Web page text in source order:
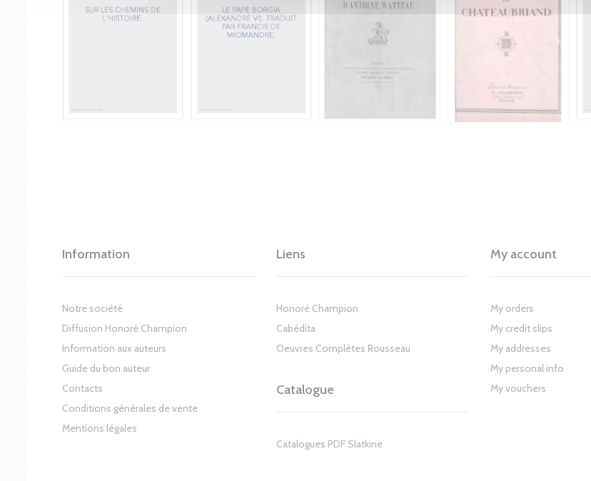
Information
Notre société
Diffusion Honoré Champion
Information aux auteurs
Guide du bon auteur
Contacts
Conditions générales de vente
Mentions légales
Liens
Honoré Champion
Cabédita
Oeuvres Complètes Rousseau
Catalogue
Catalogues PDF Slatkine
My account
My orders
My credit slips
My addresses
My personal info
My vouchers